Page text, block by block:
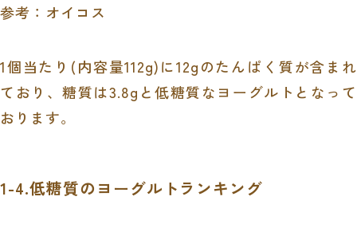
参考： オイコス
1個当たり (内容量112g)に12gのたんぱく質が含まれ
ており、糖質は3.8g と低糖質なヨーグルトとなって
おります。
1-4.低糖質のヨーグルトランキング